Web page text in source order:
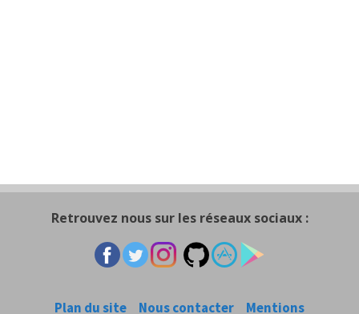
Retrouvez nous sur les réseaux sociaux :
Plan du site Nous contacter Mentions